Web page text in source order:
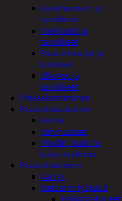
Kasvihuoneet ja
tarvikkeet
Paviljonkit ja
tarvikkeet
Puutarhavajat ja
katokset
Ulko-wc ja
tarvikkeet
Piharakentaminen
Puutarhakalusteet
Keinut
Pehmusteet
Pöydät, tuolit ja
kalusteryhmät
Puutarhakoneet
Kärryt
Metsurin työkalut